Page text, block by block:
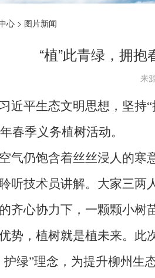
心 > 图片新闻
“植”此青绿，拥
来
近平生态文明思想，坚持
春季义务植树活动。
气仍饱含着丝丝浸人的寒
听技术员讲解。大家三两
齐心协力下，一颗颗小
势，植树就是植未来。此
护绿”理念，为提升柳州生